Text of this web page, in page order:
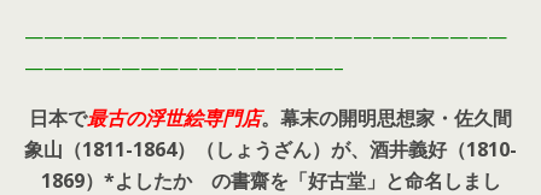
—————————————————————————
————————————————–
日本で最古の浮世絵専門店。幕末の開明思想家・ 佐久間
象山（1811-1864）（しょうざん）が、酒井義好（1810-
1869）*よしたか の書齋を「好古堂」と命名しまし